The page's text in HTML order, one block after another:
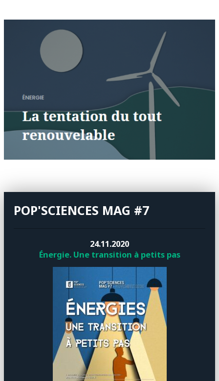
POP'SCIENCES MAG #7
24.11.2020
Énergie. Une transition à petits pas